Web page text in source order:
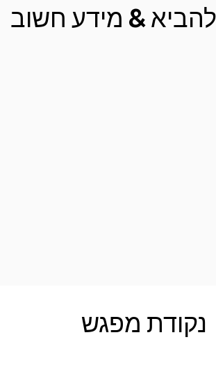
& מידע חשוב
נקודת מפגש